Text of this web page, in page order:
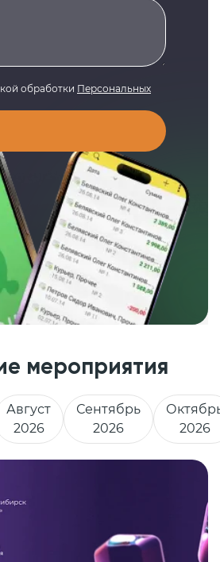
обработки Персональных
мероприятия
Август
2026
Сентябрь
2026
2026